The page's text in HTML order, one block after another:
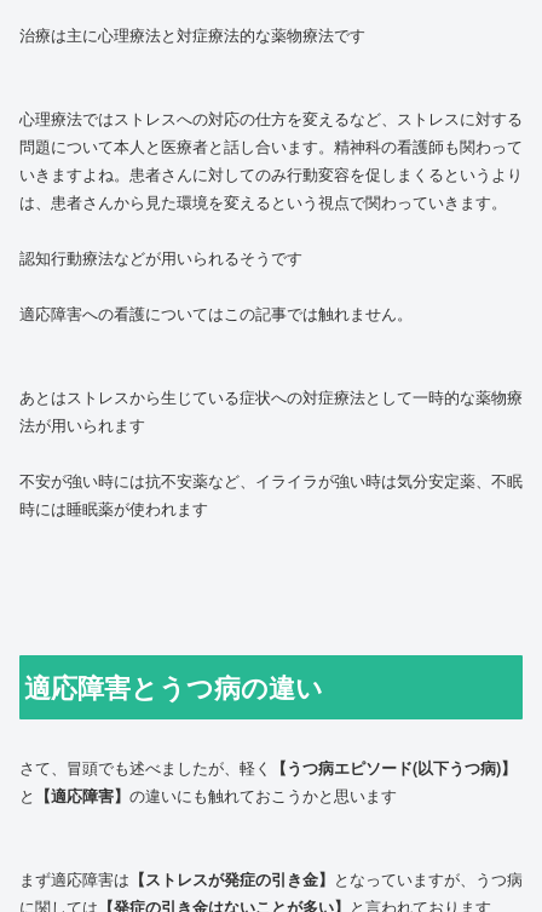
治療は主に心理療法と対症療法的な薬物療法です
心理療法ではストレスへの対応の仕方を変えるなど、ストレスに対する
問題について本人と医療者と話し合います。精神科の看護師も関わって
いきますよね。患者さんに対してのみ行動変容を促しまくるというより
は、患者さんから見た環境を変えるという視点で関わっていきます。
認知行動療法などが用いられるそうです
適応障害への看護についてはこの記事では触れません。
あとはストレスから生じている症状への対症療法として一時的な薬物療
法が用いられます
不安が強い時には抗不安薬など、イライラが強い時は気分安定薬、不眠
時には睡眠薬が使われます
適応障害とうつ病の違い
さて、冒頭でも述べましたが、軽く
【うつ病エピソード(以下うつ病)】
と 【適応障害】 の違いにも触れておこうかと思います
まず適応障害は 【ストレスが発症の引き金】 となっていますが、うつ病
に関しては 【発症の引き金はないことが多い】 と言われております